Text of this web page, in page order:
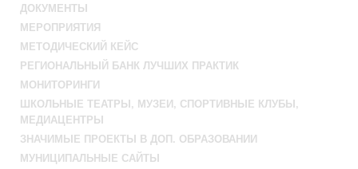
ДОКУМЕНТЫ
МЕРОПРИЯТИЯ
МЕТОДИЧЕСКИЙ КЕЙС
РЕГИОНАЛЬНЫЙ БАНК ЛУЧШИХ ПРАКТИК
МОНИТОРИНГИ
ШКОЛЬНЫЕ ТЕАТРЫ, МУЗЕИ, СПОРТИВНЫЕ КЛУБЫ,
МЕДИАЦЕНТРЫ
ЗНАЧИМЫЕ ПРОЕКТЫ В ДОП. ОБРАЗОВАНИИ
МУНИЦИПАЛЬНЫЕ САЙТЫ